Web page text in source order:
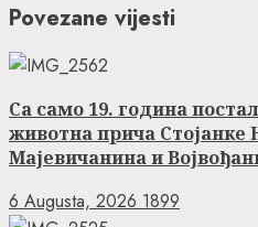
Povezane vijesti
Са само 19. година
животна прича Стојанке
Мајевичанина и
6 Augusta, 2026 1899